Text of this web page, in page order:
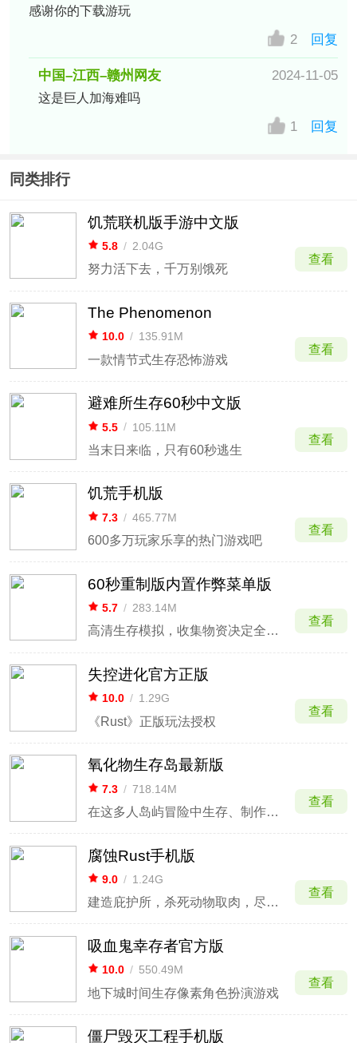
感谢你的下载游玩
2 回复
中国–江西–赣州网友 2024-11-05
这是巨人加海难吗
1 回复
同类排行
饥荒联机版手游中文版
5.8 / 2.04G
努力活下去，千万别饿死
查看
The Phenomenon
10.0 / 135.91M
一款情节式生存恐怖游戏
查看
避难所生存60秒中文版
5.5 / 105.11M
当末日来临，只有60秒逃生
查看
饥荒手机版
7.3 / 465.77M
600多万玩家乐享的热门游戏吧
查看
60秒重制版内置作弊菜单版
5.7 / 283.14M
高清生存模拟，收集物资决定全家人生。
查看
失控进化官方正版
10.0 / 1.29G
《Rust》正版玩法授权
查看
氧化物生存岛最新版
7.3 / 718.14M
在这多人岛屿冒险中生存、制作、征服
查看
腐蚀Rust手机版
9.0 / 1.24G
建造庇护所，杀死动物取肉，尽一切可能生存下来
查看
吸血鬼幸存者官方版
10.0 / 550.49M
地下城时间生存像素角色扮演游戏
查看
僵尸毁灭工程手机版